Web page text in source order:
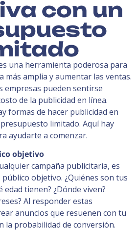
con un
una herramienta poderosa para
más amplia y aumentar las ventas.
empresas pueden sentirse
de la publicidad en línea.
formas de hacer publicidad en
limitado. Aquí hay
ayudarte a comenzar.
objetivo
campaña publicitaria, es
objetivo. ¿Quiénes son tus
edad tienen? ¿Dónde viven?
Al responder estas
anuncios que resuenen con tu
la probabilidad de conversión.